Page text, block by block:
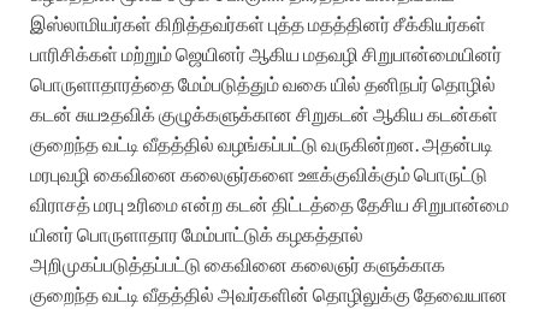
இஸ்லாமியர்கள் கிறித்தவர்கள் புத்த மதத்தினர் சீக்கியர்கள்
பாரிசிக்கள் மற்றும் ஜெயினர் ஆகிய மதவழி சிறுபான்மையினர்
பொருளாதாரத்தை மேம்படுத்தும் வகை யில் தனிநபர் தொழில்
கடன் சுயஉதவிக் குழுக்களுக்கான சிறுகடன் ஆகிய கடன்கள்
குறைந்த வட்டி வீதத்தில் வழங்கப்பட்டு வருகின்றன. அதன்படி
மரபுவழி கைவினை கலைஞர்களை ஊக்குவிக்கும் பொருட்டு
விராசத் மரபு உரிமை என்ற கடன் திட்டத்தை தேசிய சிறுபான்மை
யினர் பொருளாதார மேம்பாட்டுக் கழகத்தால்
அறிமுகப்படுத்தப்பட்டு கைவினை கலைஞர் களுக்காக
குறைந்த வட்டி வீதத்தில் அவர்களின் தொழிலுக்கு தேவையான